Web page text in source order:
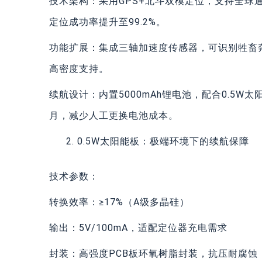
定位成功率提升至99.2%。
功能扩展‌：集成三轴加速度传感器，可识别牲
高密度支持。
续航设计‌：内置5000mAh锂电池，配合0.5W太
月，减少人工更换电池成本。
0.5W太阳能板：极端环境下的续航保障
‌技术参数‌：
‌转换效率‌：≥17%（A级多晶硅）
‌输出‌：5V/100mA，适配定位器充电需求
封装‌：高强度PCB板环氧树脂封装，抗压耐腐